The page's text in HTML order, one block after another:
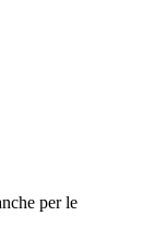
per le